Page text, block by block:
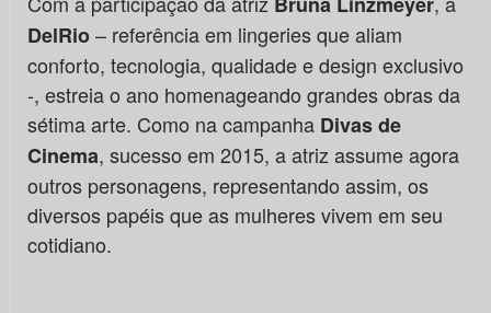
DelRio– referência em lingeries que aliam
conforto, tecnologia, qualidade e design exclusivo
-, estreia o ano homenageando grandes obras da
sétima arte. Como na campanha Divas de
Cinema, sucesso em 2015, a atriz assume agora
outros personagens, representando assim, os
diversos papéis que as mulheres vivem em seu
cotidiano.